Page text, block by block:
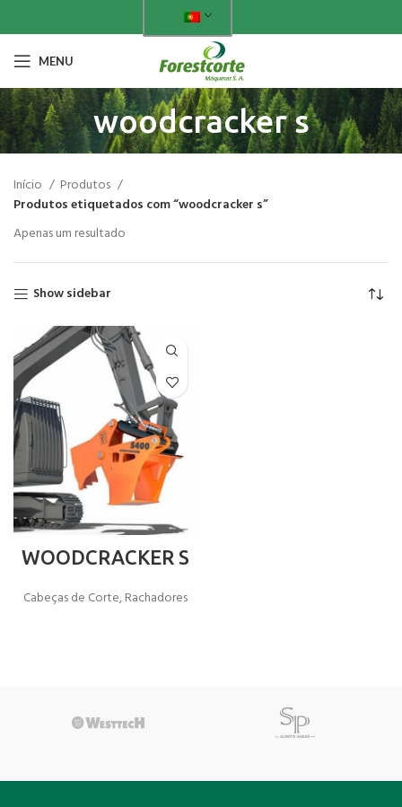
MENU
woodcracker s
Início
Produtos
Produtos etiquetados com “woodcracker s”
Apenas um resultado
Show sidebar
WOODCRACKER S
Cabeças de Corte,Rachadores